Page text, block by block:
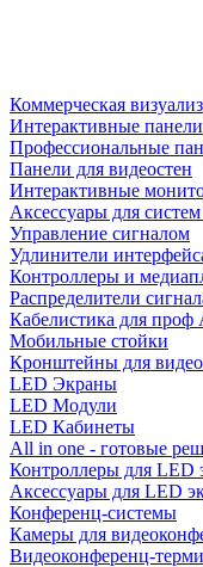
Коммерческая
Интерактивные панели
Профессиональные
Панели для видеостен
Интерактивные
Аксессуары для
Управление сигналом
Удлинители
Контроллеры и
Распределители
Кабелистика для проф
Мобильные стойки
Кронштейны для
LED Экраны
LED Модули
LED Кабинеты
All in one - готовые
Контроллеры для LED
Аксессуары для LED
Конференц-системы
Камеры для
Видеоконференц-